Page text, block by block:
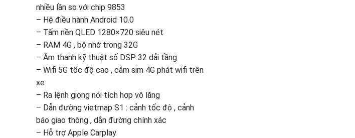
nhiều lần so với chip 9853
– Hệ điều hành Android 10.0
– Tấm nền QLED 1280×720 siêu nét
– RAM 4G , bộ nhớ trong 32G
– Âm thanh kỹ thuật số DSP 32 dải tầng
– Wifi 5G tốc độ cao , cắm sim 4G phát wifi trên
xe
– Ra lệnh giọng nói tích hợp vô lăng
– Dẫn đường vietmap S1 : cảnh tốc độ , cảnh
báo giao thông , dẫn đường chính xác
– Hỗ trợ Apple Carplay